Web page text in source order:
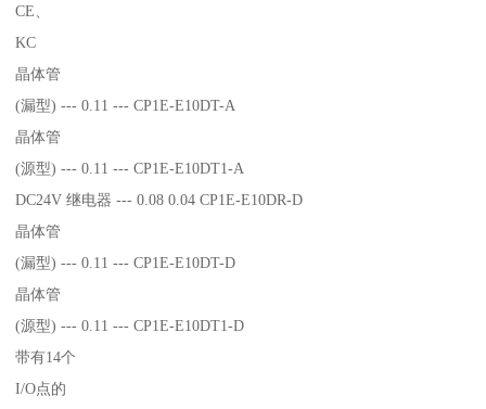
CE、
KC
晶体管
(漏型) --- 0.11 --- CP1E-E10DT-A
晶体管
(源型) --- 0.11 --- CP1E-E10DT1-A
DC24V 继电器 --- 0.08 0.04 CP1E-E10DR-D
晶体管
(漏型) --- 0.11 --- CP1E-E10DT-D
晶体管
(源型) --- 0.11 --- CP1E-E10DT1-D
带有14个
I/O点的